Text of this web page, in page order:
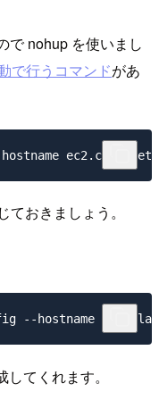
で nohup を使いまし
で行うコマンドがあ
おきましょう。
てくれます。